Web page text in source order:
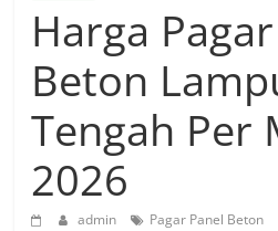
Harga
Beton
Tengah Per
2026
admin Pagar Panel Beton